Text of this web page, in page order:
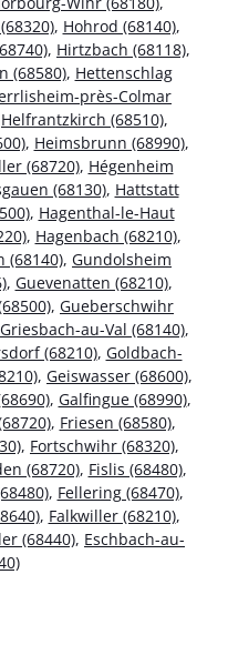
, Hohrod (68140),
, Hirtzbach (68118),
(68580), Hettenschlag
près-Colmar
Helfrantzkirch (68510),
, Heimsbrunn (68990),
(68720), Hégenheim
(68130), Hattstatt
, Hagenthal-le-Haut
, Hagenbach (68210),
(68140), Gundolsheim
, Guevenatten (68210),
, Gueberschwihr
Griesbach-au-Val (68140),
(68210), Goldbach-
, Geiswasser (68600),
, Galfingue (68990),
, Friesen (68580),
, Fortschwihr (68320),
(68720), Fislis (68480),
, Fellering (68470),
, Falkwiller (68210),
(68440), Eschbach-au-